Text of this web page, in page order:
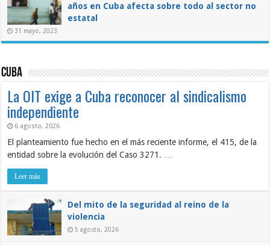
años en Cuba afecta sobre todo al sector no
estatal
31 mayo, 2023
Cuba
La OIT exige a Cuba reconocer al sindicalismo
independiente
6 agosto, 2026
El planteamiento fue hecho en el más reciente informe, el 415, de la
entidad sobre la evolución del Caso 3271. …
Leer más
Del mito de la seguridad al reino de la
violencia
5 agosto, 2026